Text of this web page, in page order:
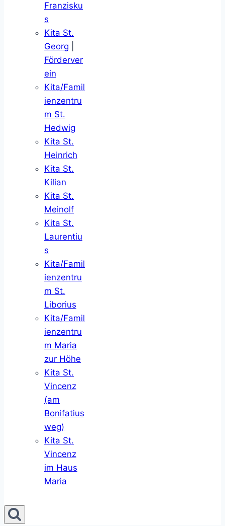
Franzisku
s
Kita St.
Georg
Förderver
ein
Kita/Famil
ienzentru
m St.
Hedwig
Kita St.
Heinrich
Kita St.
Kilian
Kita St.
Meinolf
Kita St.
Laurentiu
s
Kita/Famil
ienzentru
m St.
Liborius
Kita/Famil
ienzentru
m Maria
zur Höhe
Kita St.
Vincenz
(am
Bonifatius
weg)
Kita St.
Vincenz
im Haus
Maria